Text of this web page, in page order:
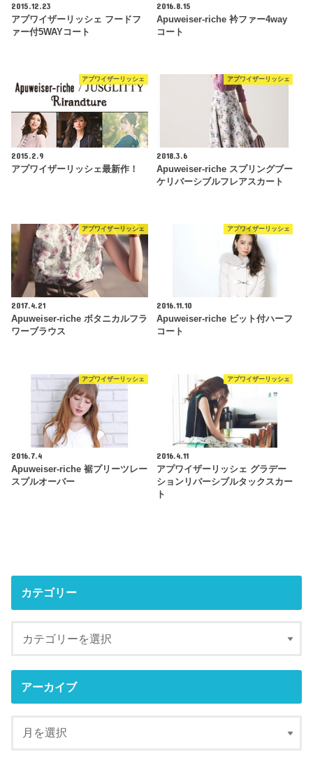
2015.12.23
アプワイザーリッシェ フードフ
ァー付5WAYコート
2016.8.15
Apuweiser-riche 衿ファー4way
コート
アプワイザーリッシェ
2015.2.9
アプワイザーリッシェ最新作！
アプワイザーリッシェ
2018.3.6
Apuweiser-riche スプリングブー
ケリバーシブルフレアスカート
アプワイザーリッシェ
2017.4.21
Apuweiser-riche ボタニカルフラ
ワーブラウス
アプワイザーリッシェ
2016.11.10
Apuweiser-riche ビット付ハーフ
コート
アプワイザーリッシェ
2016.7.4
Apuweiser-riche 裾プリーツレー
スプルオーバー
アプワイザーリッシェ
2016.4.11
アプワイザーリッシェ グラデー
ションリバーシブルタックスカー
ト
カテゴリー
アーカイブ